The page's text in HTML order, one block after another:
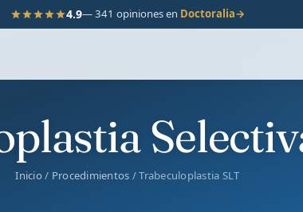
4.9— 341 opiniones en Doctoralia→
Inicio/ Procedimientos / Trabeculoplastia SLT